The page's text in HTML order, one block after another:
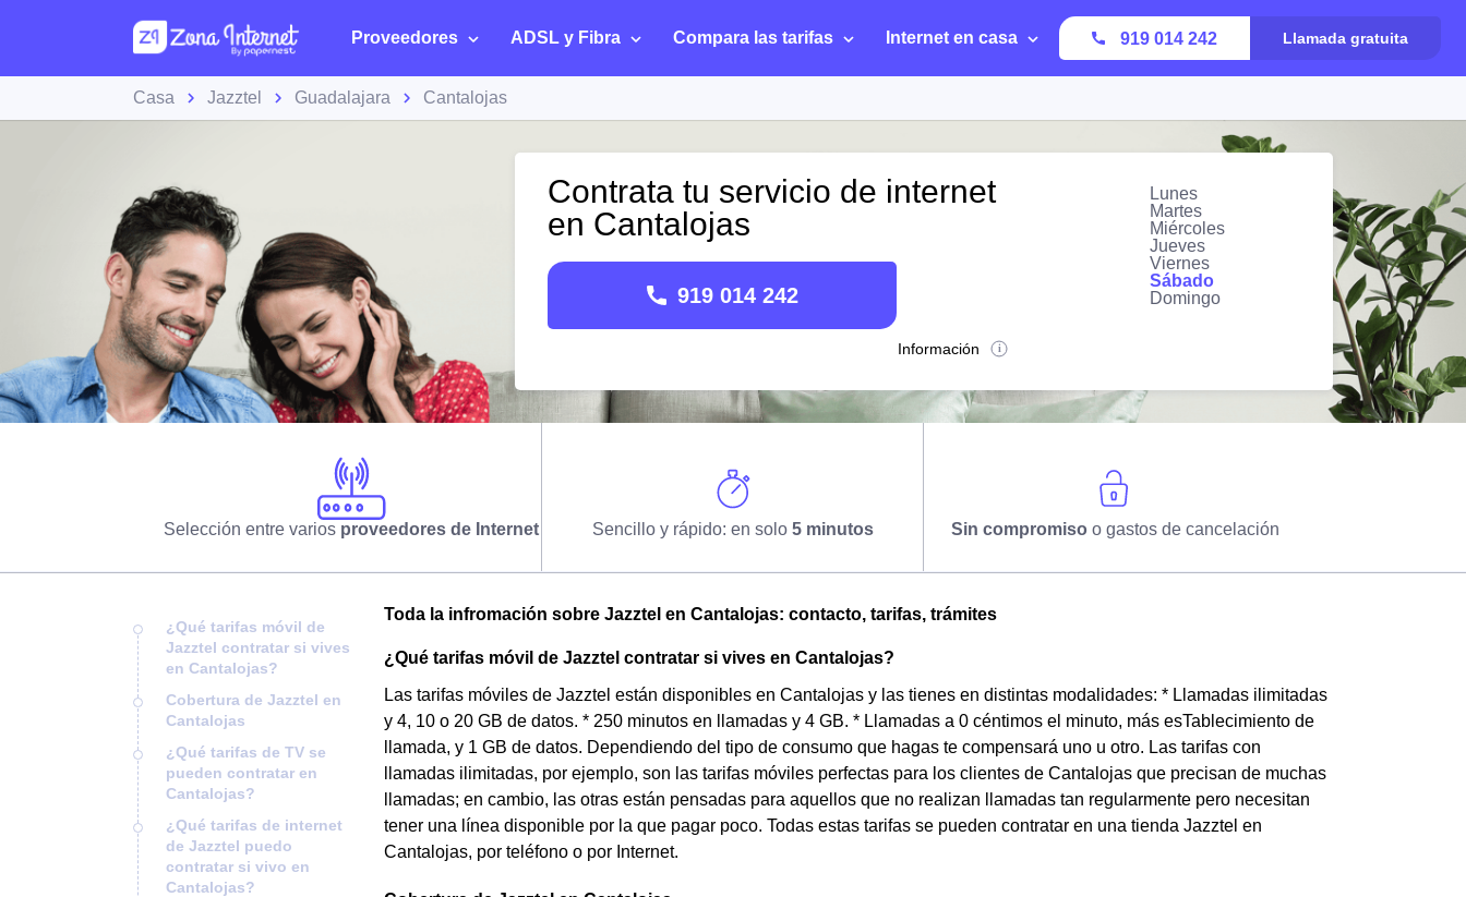
Proveedores ADSL y Fibra Compara las tarifas Internet en casa 919 014 242 Llamada gratuita
Casa Jazztel Guadalajara Cantalojas
Contrata tu servicio de internet
en Cantalojas
919 014 242
Información
Lunes
Martes
Miércoles
Jueves
Viernes
Sábado
Domingo
Selección entre varios proveedores de Internet Sencillo y rápido: en solo 5 minutos Sin compromiso o gastos de cancelación
¿Qué tarifas móvil de
Jazztel contratar si vives
en Cantalojas?
Cobertura de Jazztel en
Cantalojas
¿Qué tarifas de TV se
pueden contratar en
Cantalojas?
¿Qué tarifas de internet
de Jazztel puedo
contratar si vivo en
Cantalojas?
Toda la infromación sobre Jazztel en Cantalojas: contacto, tarifas, trámites
¿Qué tarifas móvil de Jazztel contratar si vives en Cantalojas?
Las tarifas móviles de Jazztel están disponibles en Cantalojas y las tienes en distintas modalidades: * Llamadas ilimitadas
y 4, 10 o 20 GB de datos. * 250 minutos en llamadas y 4 GB. * Llamadas a 0 céntimos el minuto, más esTablecimiento de
llamada, y 1 GB de datos. Dependiendo del tipo de consumo que hagas te compensará uno u otro. Las tarifas con
llamadas ilimitadas, por ejemplo, son las tarifas móviles perfectas para los clientes de Cantalojas que precisan de muchas
llamadas; en cambio, las otras están pensadas para aquellos que no realizan llamadas tan regularmente pero necesitan
tener una línea disponible por la que pagar poco. Todas estas tarifas se pueden contratar en una tienda Jazztel en
Cantalojas, por teléfono o por Internet.